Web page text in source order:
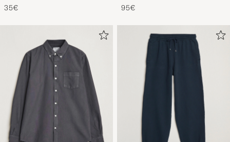
35€
95€